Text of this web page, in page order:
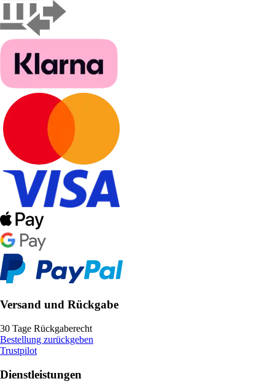
Versand und Rückgabe
30 Tage Rückgaberecht
Bestellung zurückgeben
Trustpilot
Dienstleistungen